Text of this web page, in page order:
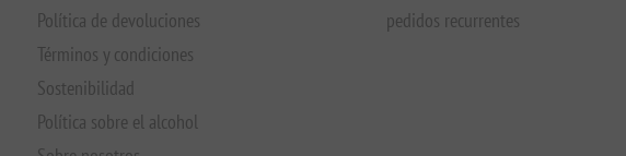
Política de devoluciones
Términos y condiciones
Sostenibilidad
Política sobre el alcohol
pedidos recurrentes